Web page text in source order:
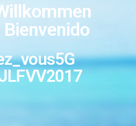
Bienvenido